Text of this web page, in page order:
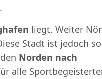
liegt. Weiter
Stadt ist jedoch so
Norden nach
alle